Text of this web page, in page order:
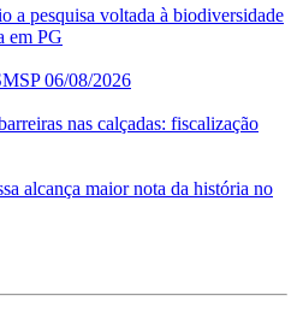
a pesquisa voltada à biodiversidade
em PG
06/08/2026
nas calçadas: fiscalização
alcança maior nota da história no